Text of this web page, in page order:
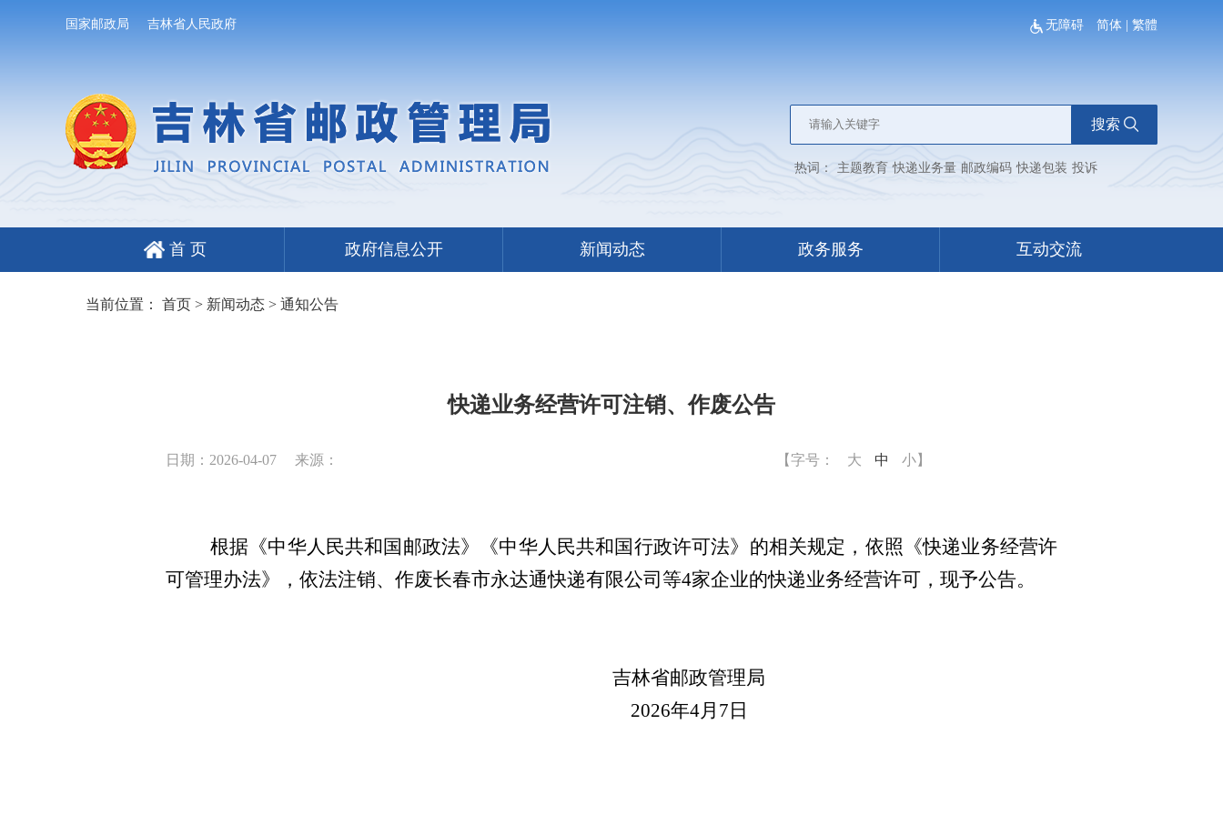
国家邮政局 吉林省人民政府 无障碍 简体 繁體
搜索
热词： 主题教育 快递业务量 邮政编码 快递包装 投诉
首 页 政府信息公开 新闻动态 政务服务 互动交流
当前位置： 首页> 新闻动态> 通知公告
快递业务经营许可注销、作废公告
日期：2026-04-07 来源： 【字号： 大 中 小】
根据《中华人民共和国邮政法》《中华人民共和国行政许可法》的相关规定，依照《快递业务经营许
可管理办法》，依法注销、作废长春市永达通快递有限公司等4家企业的快递业务经营许可，现予公告。
吉林省邮政管理局
2026年4月 7 日